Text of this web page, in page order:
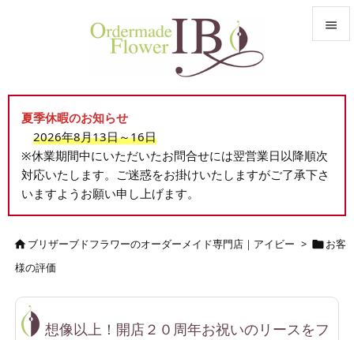


前へ

検索
夏季休暇のお知らせ
2026年8月13日～16日
※休業期間中にいただいたお問合せには翌営業日以降順次
対応いたします。ご迷惑をお掛けいたしますがご了承下さ
いますようお願い申し上げます。
ブリザーブドフラワーのオーダーメイド専門店｜アイビー > お客
様の評価
想像以上！開店２０周年お祝いのリースをフ